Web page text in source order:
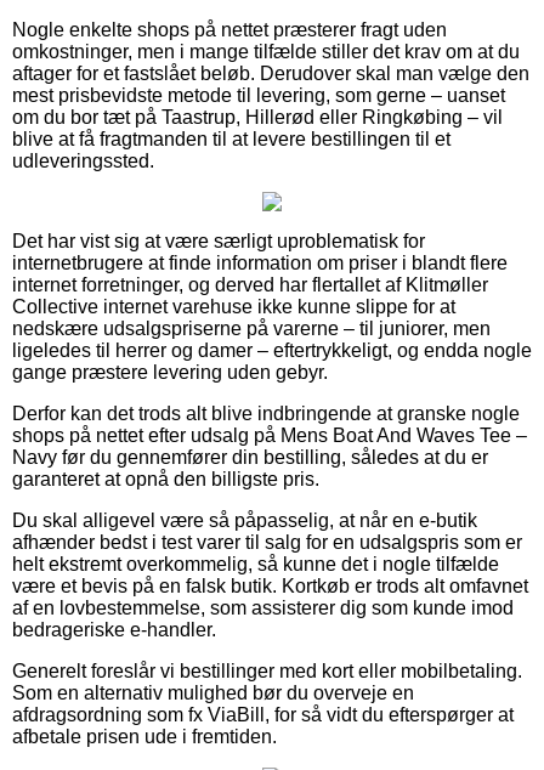
Nogle enkelte shops på nettet præsterer fragt uden
omkostninger, men i mange tilfælde stiller det krav om at du
aftager for et fastslået beløb. Derudover skal man vælge den
mest prisbevidste metode til levering, som gerne – uanset
om du bor tæt på Taastrup, Hillerød eller Ringkøbing – vil
blive at få fragtmanden til at levere bestillingen til et
udleveringssted.
Det har vist sig at være særligt uproblematisk for
internetbrugere at finde information om priser i blandt flere
internet forretninger, og derved har flertallet af Klitmøller
Collective internet varehuse ikke kunne slippe for at
nedskære udsalgspriserne på varerne – til juniorer, men
ligeledes til herrer og damer – eftertrykkeligt, og endda nogle
gange præstere levering uden gebyr.
Derfor kan det trods alt blive indbringende at granske nogle
shops på nettet efter udsalg på Mens Boat And Waves Tee –
Navy før du gennemfører din bestilling, således at du er
garanteret at opnå den billigste pris.
Du skal alligevel være så påpasselig, at når en e-butik
afhænder bedst i test varer til salg for en udsalgspris som er
helt ekstremt overkommelig, så kunne det i nogle tilfælde
være et bevis på en falsk butik. Kortkøb er trods alt omfavnet
af en lovbestemmelse, som assisterer dig som kunde imod
bedrageriske e-handler.
Generelt foreslår vi bestillinger med kort eller mobilbetaling.
Som en alternativ mulighed bør du overveje en
afdragsordning som fx ViaBill, for så vidt du efterspørger at
afbetale prisen ude i fremtiden.